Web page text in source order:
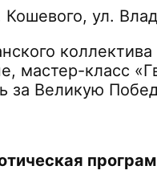
ул.
мастер-класс
за Великую